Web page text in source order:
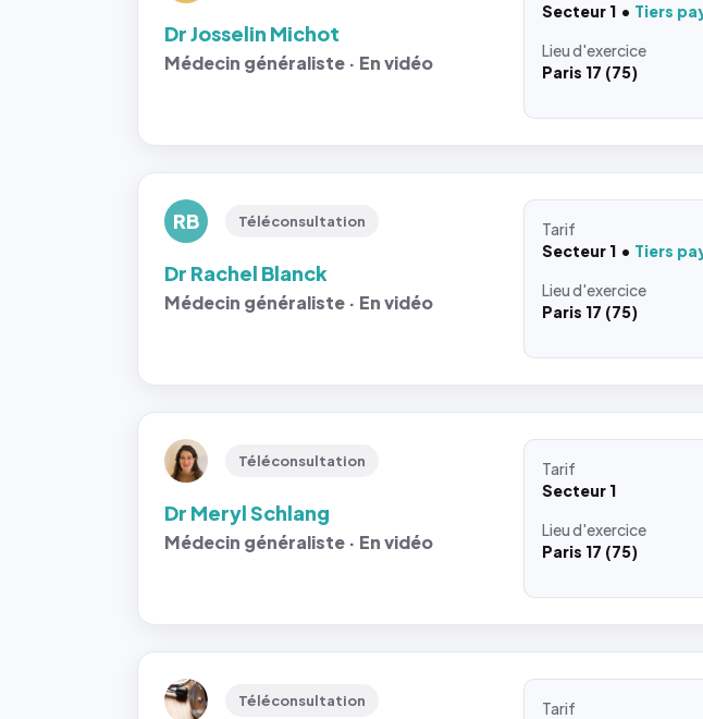
Dr Josselin Michot
Médecin généraliste · En vidéo
Secteur 1
Tiers
Lieud'exercice
Paris 17 (75)
RB Téléconsultation
Dr Rachel Blanck
Médecin généraliste · En vidéo
Tarif
Secteur 1
Tiers
Lieud'exercice
Paris 17 (75)
Téléconsultation
Dr Meryl Schlang
Médecin généraliste · En vidéo
Tarif
Secteur 1
Lieud'exercice
Paris 17 (75)
Téléconsultation
Tarif